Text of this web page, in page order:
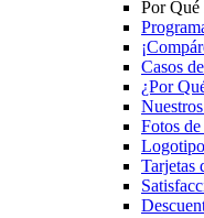
Por
Casos
¿Por
Fotos
Tarjetas